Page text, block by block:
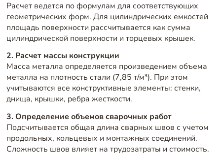
Расчет ведется по формулам для соответствующих
геометрических форм. Для цилиндрических емкостей
площадь поверхности рассчитывается как сумма
цилиндрической поверхности и торцевых крышек.
2. Расчет массы конструкции
Масса металла определяется произведением объема
металла на плотность стали (7,85 т/м³). При этом
учитываются все конструктивные элементы: стенки,
днища, крышки, ребра жесткости.
3. Определение объемов сварочных работ
Подсчитывается общая длина сварных швов с учетом
продольных, кольцевых и монтажных соединений.
Сложность швов влияет на трудозатраты и стоимость.